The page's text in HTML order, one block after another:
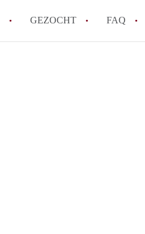
GEZOCHT FAQ